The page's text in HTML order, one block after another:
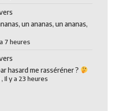
un ananas, un ananas,
7 heures
hasard me rasséréner ?
,Il y a 23 heures